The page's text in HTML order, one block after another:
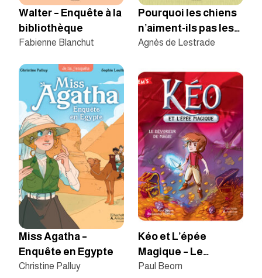
Pourquoi les chiens
n’aiment-ils pas les
chats ?
Agnès de Lestrade
Walter – Enquête à la
bibliothèque
Fabienne Blanchut
Kéo et L’épée
Magique – Le
dévoreur de magie
Paul Beorn
Miss Agatha –
Enquête en Egypte
Christine Palluy